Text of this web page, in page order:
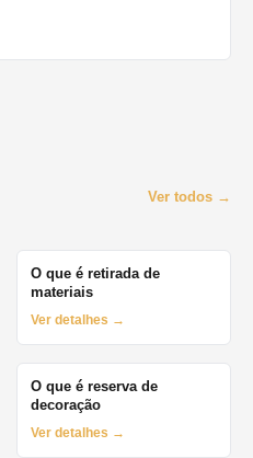
Ver todos →
O que é retirada de
materiais
Ver detalhes →
O que é reserva de
decoração
Ver detalhes →